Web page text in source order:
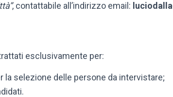
, contattabile all’indirizzo email:
esclusivamente per:
la selezione delle persone da intervistare;